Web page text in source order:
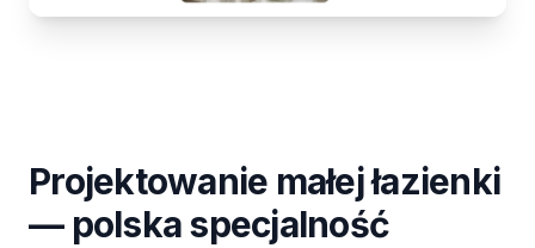
Projektowanie małej łazienki
— polska specjalność